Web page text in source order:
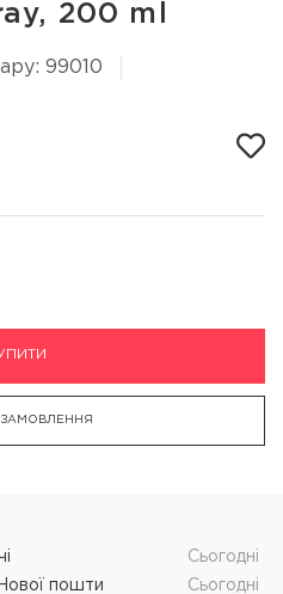
200 ml
99010
Cьогодні
Нової пошти
Cьогодні